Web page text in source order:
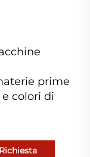
prime
colori di
Richiesta